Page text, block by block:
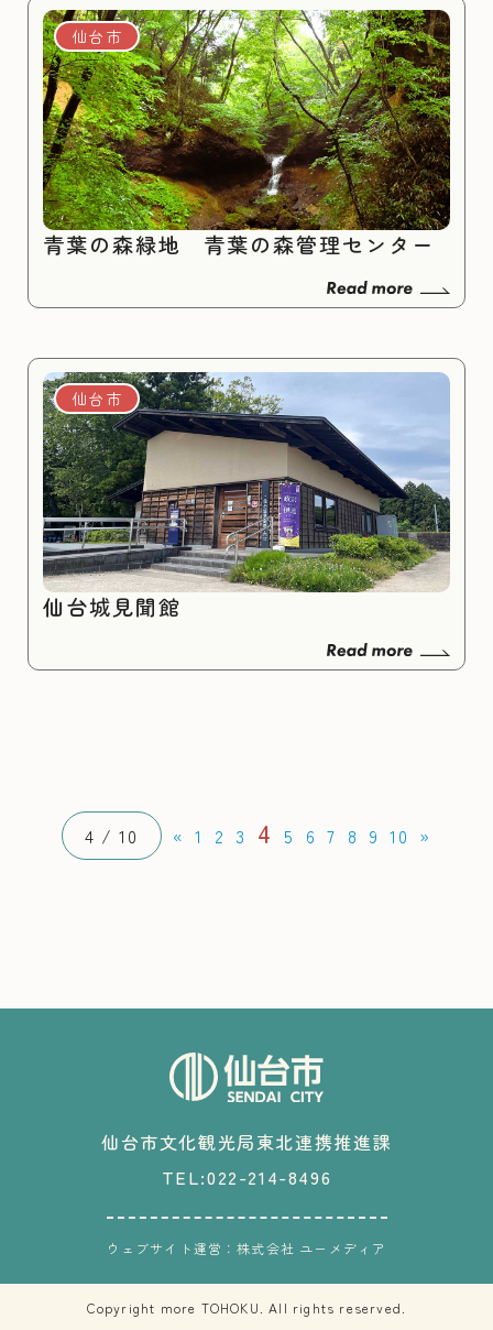
仙台市
青葉の森緑地 青葉の森管理センター
仙台市
仙台城見聞館
4 / 10 « 1 2 3 4 5 6 7 8 9 10 »
仙台市文化観光局東北連携推進課
TEL:022-214-8496
ウェブサイト運営：株式会社 ユーメディア
Copyright more TOHOKU. All rights reserved.